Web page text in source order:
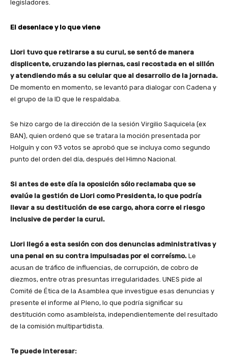
legisladores.
El desenlace y lo que viene
Llori tuvo que retirarse a su curul, se sentó de manera
displicente, cruzando las piernas, casi recostada en el sillón
y atendiendo más a su celular que al desarrollo de la jornada.
De momento en momento, se levantó para dialogar con Cadena y
el grupo de la ID que le respaldaba.
Se hizo cargo de la dirección de la sesión Virgilio Saquicela (ex
BAN), quien ordenó que se tratara la moción presentada por
Holguín y con 93 votos se aprobó que se incluya como segundo
punto del orden del día, después del Himno Nacional.
Si antes de este día la oposición sólo reclamaba que se
evalúe la gestión de Llori como Presidenta, lo que podría
llevar a su destitución de ese cargo, ahora corre el riesgo
inclusive de perder la curul.
Llori llegó a esta sesión con dos denuncias administrativas y
una penal en su contra impulsadas por el correísmo. Le
acusan de tráfico de influencias, de corrupción, de cobro de
diezmos, entre otras presuntas irregularidades. UNES pide al
Comité de Ética de la Asamblea que investigue esas denuncias y
presente el informe al Pleno, lo que podría significar su
destitución como asambleísta, independientemente del resultado
de la comisión multipartidista.
Te puede interesar: